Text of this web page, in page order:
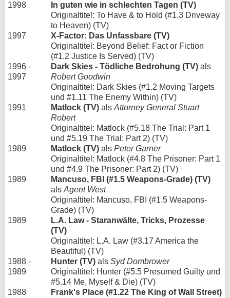
1998
In guten wie in schlechten Tagen (TV)
Originaltitel: To Have & to Hold (#1.3 Driveway
to Heaven) (TV)
1997
X-Factor: Das Unfassbare (TV)
Originaltitel: Beyond Belief: Fact or Fiction
(#1.2 Justice Is Served) (TV)
1996 -
1997
Dark Skies - Tödliche Bedrohung (TV) als
Robert Goodwin
Originaltitel: Dark Skies (#1.2 Moving Targets
und #1.11 The Enemy Within) (TV)
1991
Matlock (TV) als Attorney General Stuart
Robert
Originaltitel: Matlock (#5.18 The Trial: Part 1
und #5.19 The Trial: Part 2) (TV)
1989
Matlock (TV) als Peter Garner
Originaltitel: Matlock (#4.8 The Prisoner: Part 1
und #4.9 The Prisoner: Part 2) (TV)
1989
Mancuso, FBI (#1.5 Weapons-Grade) (TV)
als Agent West
Originaltitel: Mancuso, FBI (#1.5 Weapons-
Grade) (TV)
1989
L.A. Law - Staranwälte, Tricks, Prozesse
(TV)
Originaltitel: L.A. Law (#3.17 America the
Beautiful) (TV)
1988 -
1989
Hunter (TV) als Syd Dombrower
Originaltitel: Hunter (#5.5 Presumed Guilty und
#5.14 Me, Myself & Die) (TV)
1988
Frank's Place (#1.22 The King of Wall Street)